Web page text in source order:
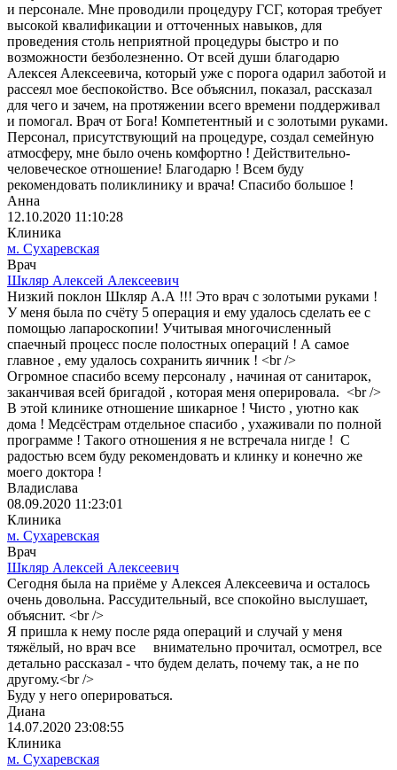
и персонале. Мне проводили процедуру ГСГ, которая требует
высокой квалификации и отточенных навыков, для
проведения столь неприятной процедуры быстро и по
возможности безболезненно. От всей души благодарю
Алексея Алексеевича, который уже с порога одарил заботой и
рассеял мое беспокойство. Все объяснил, показал, рассказал
для чего и зачем, на протяжении всего времени поддерживал
и помогал. Врач от Бога! Компетентный и с золотыми руками.
Персонал, присутствующий на процедуре, создал семейную
атмосферу, мне было очень комфортно ! Действительно-
человеческое отношение! Благодарю ! Всем буду
рекомендовать поликлинику и врача! Спасибо большое !
Анна
12.10.2020 11:10:28
Клиника
м. Сухаревская
Врач
Шкляр Алексей Алексеевич
Низкий поклон Шкляр А.А !!! Это врач с золотыми руками !
У меня была по счёту 5 операция и ему удалось сделать ее с
помощью лапароскопии! Учитывая многочисленный
спаечный процесс после полостных операций ! А самое
главное , ему удалось сохранить яичник ! <br />
Огромное спасибо всему персоналу , начиная от санитарок,
заканчивая всей бригадой , которая меня оперировала. <br />
В этой клинике отношение шикарное ! Чисто , уютно как
дома ! Медсёстрам отдельное спасибо , ухаживали по полной
программе ! Такого отношения я не встречала нигде ! С
радостью всем буду рекомендовать и клинку и конечно же
моего доктора !
Владислава
08.09.2020 11:23:01
Клиника
м. Сухаревская
Врач
Шкляр Алексей Алексеевич
Сегодня была на приёме у Алексея Алексеевича и осталось
очень довольна. Рассудительный, все спокойно выслушает,
объяснит. <br />
Я пришла к нему после ряда операций и случай у меня
тяжёлый, но врач все внимательно прочитал, осмотрел, все
детально рассказал - что будем делать, почему так, а не по
другому.<br />
Буду у него оперироваться.
Диана
14.07.2020 23:08:55
Клиника
м. Сухаревская